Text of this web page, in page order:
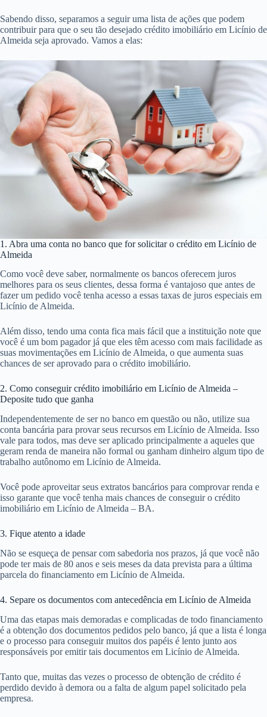
Sabendo disso, separamos a seguir uma lista de ações que podem
contribuir para que o seu tão desejado crédito imobiliário em Licínio de
Almeida seja aprovado. Vamos a elas:
1. Abra uma conta no banco que for solicitar o crédito em Licínio de
Almeida
Como você deve saber, normalmente os bancos oferecem juros
melhores para os seus clientes, dessa forma é vantajoso que antes de
fazer um pedido você tenha acesso a essas taxas de juros especiais em
Licínio de Almeida.
Além disso, tendo uma conta fica mais fácil que a instituição note que
você é um bom pagador já que eles têm acesso com mais facilidade as
suas movimentações em Licínio de Almeida, o que aumenta suas
chances de ser aprovado para o crédito imobiliário.
2. Como conseguir crédito imobiliário em Licínio de Almeida –
Deposite tudo que ganha
Independentemente de ser no banco em questão ou não, utilize sua
conta bancária para provar seus recursos em Licínio de Almeida. Isso
vale para todos, mas deve ser aplicado principalmente a aqueles que
geram renda de maneira não formal ou ganham dinheiro algum tipo de
trabalho autônomo em Licínio de Almeida.
Você pode aproveitar seus extratos bancários para comprovar renda e
isso garante que você tenha mais chances de conseguir o crédito
imobiliário em Licínio de Almeida – BA.
3. Fique atento a idade
Não se esqueça de pensar com sabedoria nos prazos, já que você não
pode ter mais de 80 anos e seis meses da data prevista para a última
parcela do financiamento em Licínio de Almeida.
4. Separe os documentos com antecedência em Licínio de Almeida
Uma das etapas mais demoradas e complicadas de todo financiamento
é a obtenção dos documentos pedidos pelo banco, já que a lista é longa
e o processo para conseguir muitos dos papéis é lento junto aos
responsáveis por emitir tais documentos em Licínio de Almeida.
Tanto que, muitas das vezes o processo de obtenção de crédito é
perdido devido à demora ou a falta de algum papel solicitado pela
empresa.